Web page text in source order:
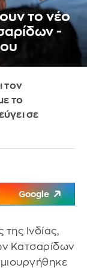
το νέο
-
τον
το
σε
Google
Ινδίας,
Κατσαρίδων